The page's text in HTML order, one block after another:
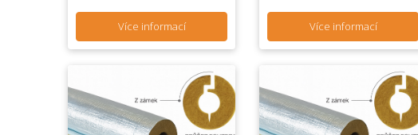
Více informací Více informací